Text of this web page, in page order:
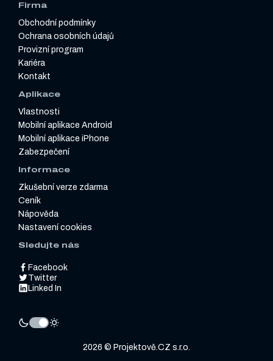
Firma
Obchodní podmínky
Ochrana osobních údajů
Provizní program
Kariéra
Kontakt
Aplikace
Vlastnosti
Mobilní aplikace Android
Mobilní aplikace iPhone
Zabezpečení
Informace
Zkušební verze zdarma
Ceník
Nápověda
Nastavení cookies
Sledujte nás
Facebook
Twitter
Linked In
2026 © Projektově.CZ s.r.o.